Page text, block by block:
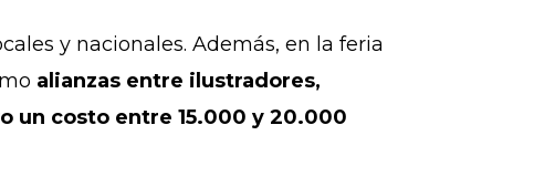
y nacionales. Además, en la feria
alianzas entre ilustradores,
un costo entre 15.000 y 20.000